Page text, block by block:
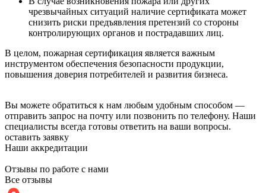
чрезвычайных ситуаций наличие сертификата может
снизить риски предъявления претензий со стороны
контролирующих органов и пострадавших лиц.
В целом, пожарная сертификация является важным
инструментом обеспечения безопасности продукции,
повышения доверия потребителей и развития бизнеса.
Вы можете обратиться к нам любым удобным способом —
отправить запрос на почту или позвонить по телефону. Наши
специалисты всегда готовы ответить на ваши вопросы.
оставить заявку
Наши аккредитации
Отзывы по работе с нами
Все отзывы